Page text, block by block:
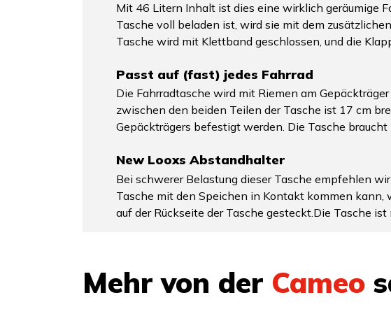
Mit 46 Litern Inhalt ist dies eine wirklich geräumige
Tasche voll beladen ist, wird sie mit dem
Tasche wird mit Klettband geschlossen, und die
Passt auf (fast) jedes Fahrrad
Die Fahrradtasche wird mit Riemen am
zwischen den beiden Teilen der Tasche ist 17 cm
Gepäckträgers befestigt werden. Die Tasche
New Looxs Abstandhalter
Bei schwerer Belastung dieser Tasche empfehlen
Tasche mit den Speichen in Kontakt kommen
auf der Rückseite der Tasche gesteckt.Die Tasche
Mehr von der Cameo